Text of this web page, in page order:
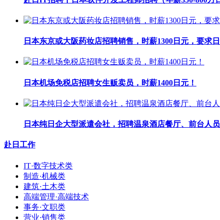
日本东京或大阪药妆店招聘销售，时薪1300日元，要求
日本机场免税店招聘女生贩卖员，时薪1400日元！
日本纯日企大型派遣会社，招聘温泉酒店餐厅、前台人员
赴日工作
IT·数字技术类
制造·机械类
建筑·土木类
高端管理·高端技术
事务·文职类
营业·销售类